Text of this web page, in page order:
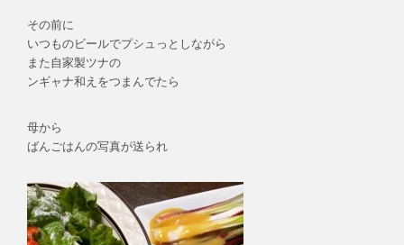
その前に
いつものビールでプシュっとしながら
また自家製ツナの
ンギャナ和えをつまんでたら
母から
ばんごはんの写真が送られ